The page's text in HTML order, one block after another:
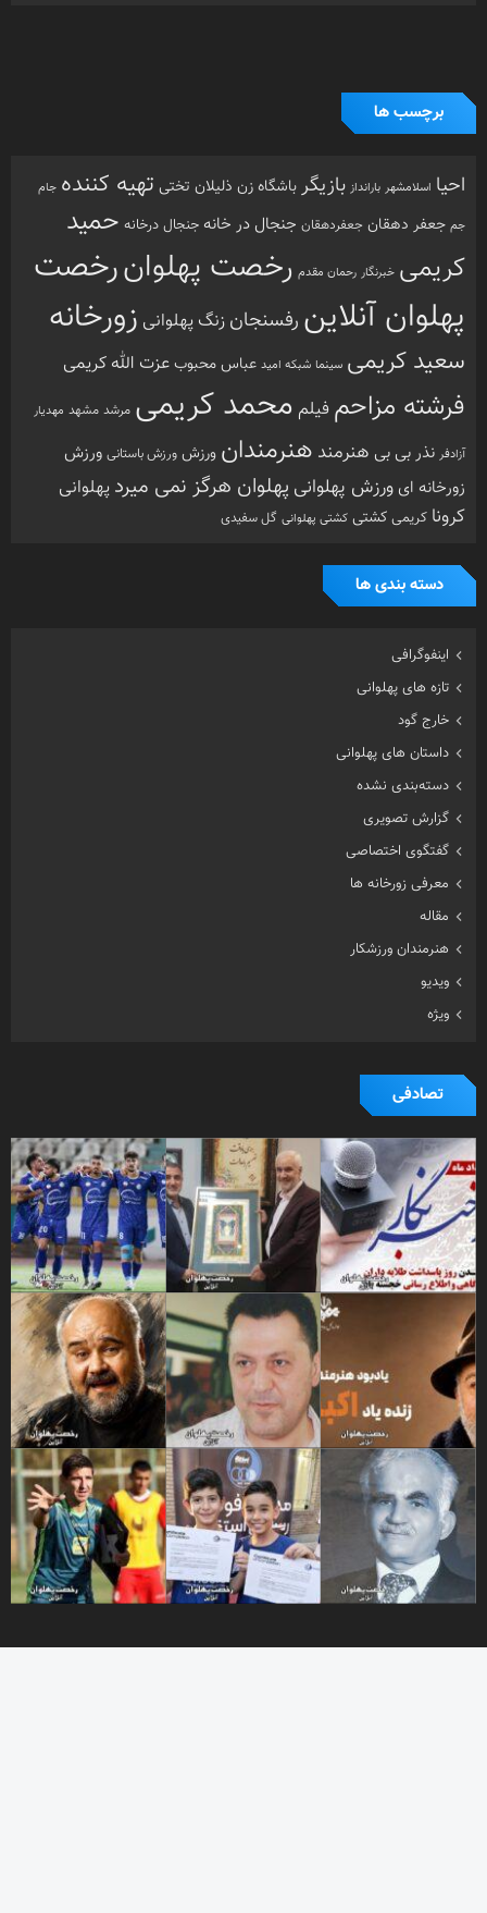
برچسب ها
احیا اسلامشهر بارانداز بازیگرباشگاه زن ذلیلان تختی تهیه کننده جام
جم جعفر دهقان جعفردهقان جنجال در خانه جنجال درخانه حمید
کریمی خبرنگار رحمان مقدم رخصت پهلوانرخصت
پهلوان آنلاین رفسنجان زنگ پهلوانی زورخانه
سعید کریمی سینما شبکه امید عباس محبوبعزت الله کریمی
فرشته مزاحمفیلم محمد کریمی مرشد مشهد مهدیار
آزادفر نذر بی بی هنرمند هنرمندان ورزش ورزش باستانی ورزش
زورخانه ای ورزش پهلوانی پهلوان هرگز نمی میرد پهلوانی
کرونا کریمی کشتی کشتی پهلوانی گل سفیدی
دسته بندی ها
اینفوگرافی
تازه های پهلوانی
خارج گود
داستان های پهلوانی
دسته‌بندی نشده
گزارش تصویری
گفتگوی اختصاصی
معرفی زورخانه ها
مقاله
هنرمندان ورزشکار
ویدیو
ویژه
تصادفی